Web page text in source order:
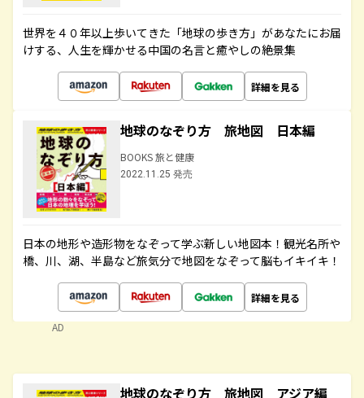
世界を４０年以上歩いてきた「地球の歩き方」があなたにお届
けする、人生を輝かせる中国の名言と癒やしの絶景集
詳細を見る
地球のなぞり方 旅地図 日本編
BOOKS 旅と健康
2022.11.25 発売
日本の地形や造形物をなぞって学ぶ新しい地図本！観光名所や
橋、川、湖、半島など旅気分で地図をなぞって脳もイキイキ！
詳細を見る
AD
地球のなぞり方 旅地図 アジア編